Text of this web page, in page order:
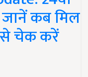
जानें कब मिल
चेक करें